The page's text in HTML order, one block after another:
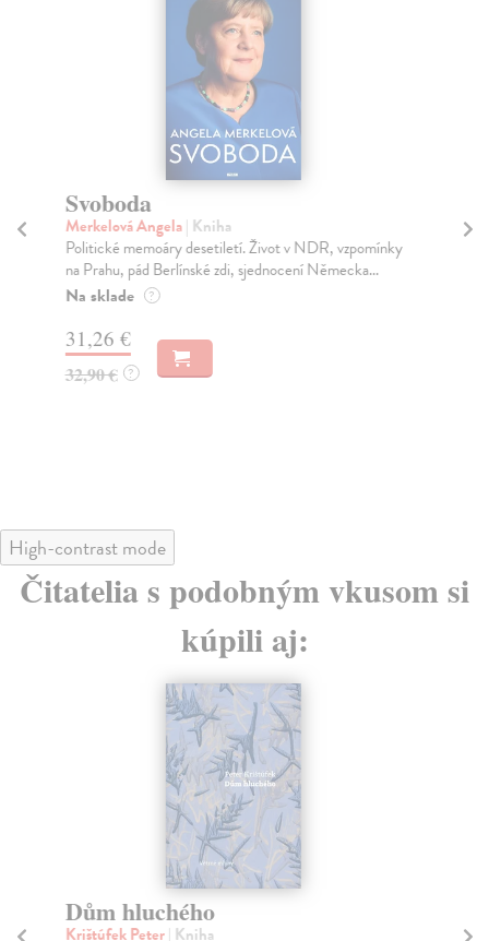
Svoboda
Merkelová Angela| Kniha
Politické memoáry desetiletí. Život v NDR, vzpomínky
na Prahu, pád Berlínské zdi, sjednocení Německa...
Na sklade ?
31,26 €
32,90 € ?
High-contrast mode
Čitatelia s podobným vkusom si
kúpili aj:
Dům hluchého
Krištúfek Peter| Kniha